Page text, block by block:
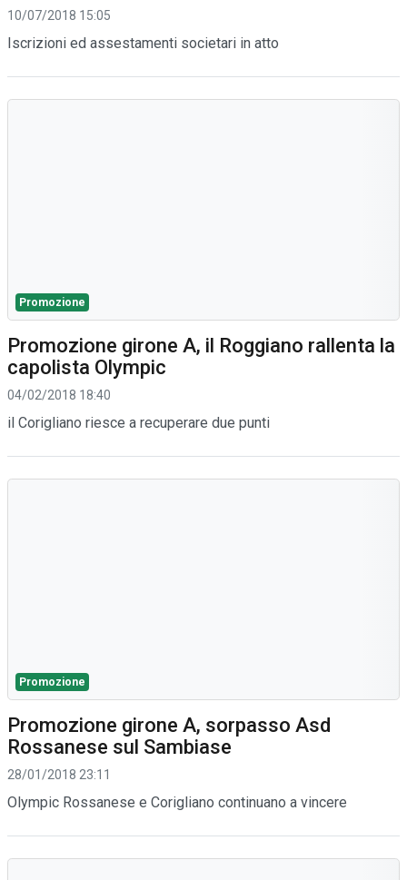
10/07/2018 15:05
Iscrizioni ed assestamenti societari in atto
Promozione
Promozione girone A, il Roggiano rallenta la
capolista Olympic
04/02/2018 18:40
il Corigliano riesce a recuperare due punti
Promozione
Promozione girone A, sorpasso Asd
Rossanese sul Sambiase
28/01/2018 23:11
Olympic Rossanese e Corigliano continuano a vincere